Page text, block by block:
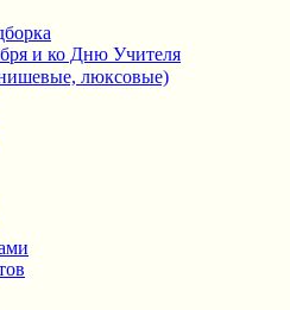
и ко Дню Учителя
люксовые)